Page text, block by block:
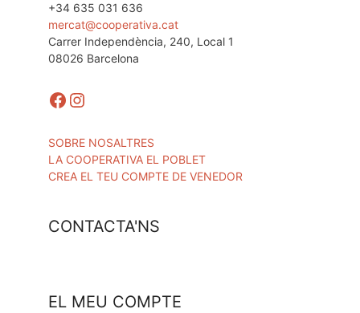
+34 635 031 636
mercat@cooperativa.cat
Carrer Independència, 240, Local 1
08026 Barcelona
Facebook
Instagram
SOBRE NOSALTRES
LA COOPERATIVA EL POBLET
CREA EL TEU COMPTE DE VENEDOR
CONTACTA'NS
EL MEU COMPTE